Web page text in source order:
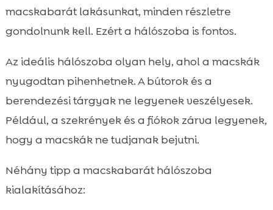
macskabarát lakásunkat, minden részletre
gondolnunk kell. Ezért a hálószoba is fontos.
Az ideális hálószoba olyan hely, ahol a macskák
nyugodtan pihenhetnek. A bútorok és a
berendezési tárgyak ne legyenek veszélyesek.
Például, a szekrények és a fiókok zárva legyenek,
hogy a macskák ne tudjanak bejutni.
Néhány tipp a macskabarát hálószoba
kialakításához: